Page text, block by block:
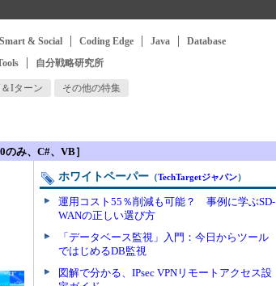
Smart & Social Coding Edge Java
Database
自分戦略研究所
Iターン その他の特集
み、C#、VB］
ホワイトペーパー （TechTargetジャパン）
運用コスト55％削減も可能？ 事例に学ぶSD-
WANの正しい選び方
「データベース監視」入門：今日からツール
ではじめるDB監視
図解で分かる、IPsec VPNリモートアクセス設